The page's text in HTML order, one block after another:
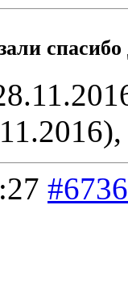
#6736